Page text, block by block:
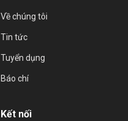
Về chúng tôi
Tin tức
Tuyển dụng
Báo chí
Kết nối